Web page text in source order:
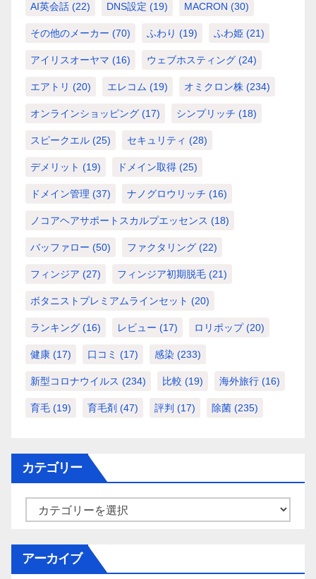
AI英会話 (22) DNS設定 (19) MACRON (30)
その他のメーカー (70) ふわり (19) ふわ姫 (21)
アイリスオーヤマ (16) ウェブホスティング (24)
エアトリ (20) エレコム (19) オミクロン株 (234)
オンラインショッピング (17) シンプリッチ (18)
スピークエル (25) セキュリティ (28)
デメリット (19) ドメイン取得 (25)
ドメイン管理 (37) ナノグロウリッチ (16)
ノコアヘアサポートスカルプエッセンス (18)
バッファロー (50) ファクタリング (22)
フィンジア (27) フィンジア初期脱毛 (21)
ボタニストプレミアムラインセット (20)
ランキング (16) レビュー (17) ロリポップ(20)
健康 (17) 口コミ (17) 感染 (233)
新型コロナウイルス (234) 比較 (19) 海外旅行 (16)
育毛 (19) 育毛剤 (47) 評判 (17) 除菌 (235)
カテゴリー
アーカイブ